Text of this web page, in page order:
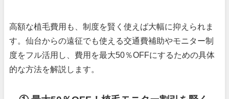
高額な植毛費用も、制度を賢く使えば大幅に抑えられま
す。仙台からの遠征でも使える交通費補助やモニター制
度をフル活用し、費用を最大50％OFFにするための具体
的な方法を解説します。